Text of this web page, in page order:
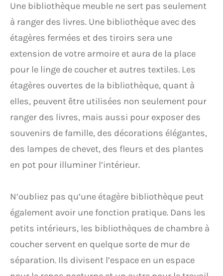
Une bibliothèque meuble ne sert pas seulement
à ranger des livres. Une bibliothèque avec des
étagères fermées et des tiroirs sera une
extension de votre armoire et aura de la place
pour le linge de coucher et autres textiles. Les
étagères ouvertes de la bibliothèque, quant à
elles, peuvent être utilisées non seulement pour
ranger des livres, mais aussi pour exposer des
souvenirs de famille, des décorations élégantes,
des lampes de chevet, des fleurs et des plantes
en pot pour illuminer l’intérieur.
N’oubliez pas qu’une étagère bibliothèque peut
également avoir une fonction pratique. Dans les
petits intérieurs, les bibliothèques de chambre à
coucher servent en quelque sorte de mur de
séparation. Ils divisent l’espace en un espace